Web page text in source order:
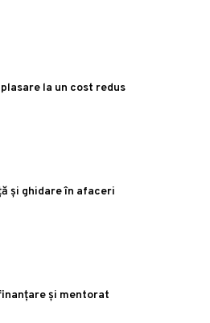
la un cost redus
și ghidare în afaceri
și mentorat